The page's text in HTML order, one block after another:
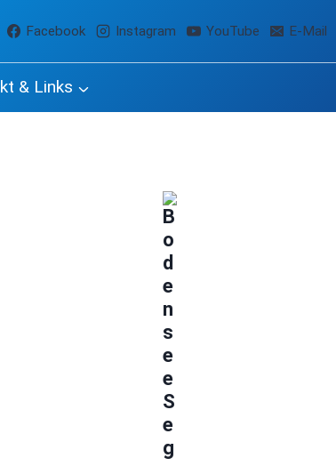
Facebook Instagram YouTube E-Mail
& Links